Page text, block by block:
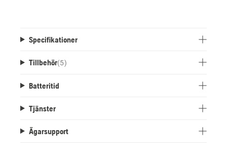
Specifikationer
Tillbehör(5)
Batteritid
Tjänster
Ägarsupport